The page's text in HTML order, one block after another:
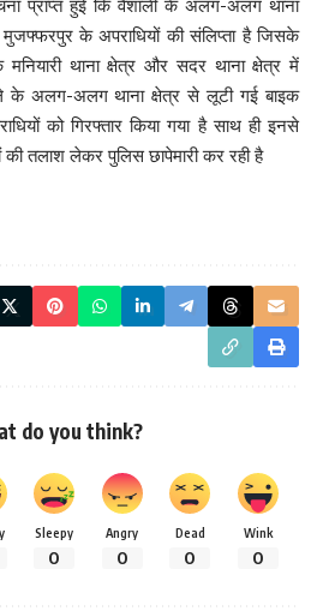
प्राप्त हुई कि वैशाली के अलग-अलग थाना
के अपराधियों की संलिप्ता है जिसके
थाना क्षेत्र और सदर थाना क्षेत्र में
के अलग-अलग थाना क्षेत्र से लूटी गई बाइक
को गिरफ्तार किया गया है साथ ही इनसे
तलाश लेकर पुलिस छापेमारी कर रही है
do you think?
Sleepy
0
Angry
0
Dead
0
Wink
0